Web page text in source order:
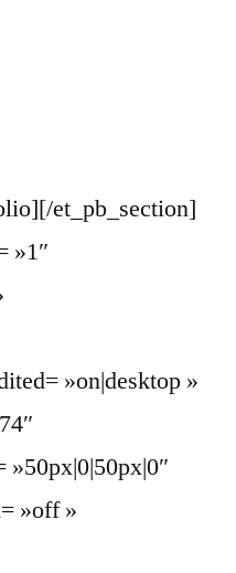
et_pb_section]
»1″
»on|desktop »
»off »